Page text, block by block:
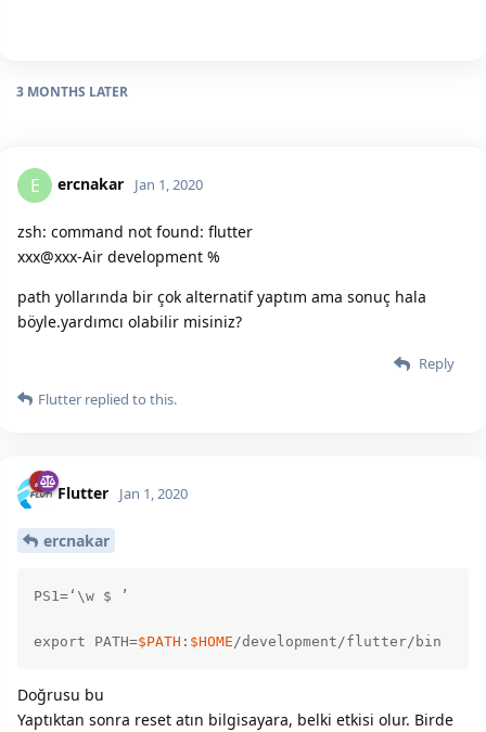
3 MONTHS LATER
E ercnakar Jan 1, 2020
zsh: command not found: flutter
xxx@xxx-Air development %
path yollarında bir çok alternatif yaptım ama sonuç hala
böyle.yardımcı olabilir misiniz?
Reply
Flutter replied to this.
Flutter Jan 1, 2020
ercnakar
PS1=‘\w $ ’
export PATH=$PATH : $HOME /development/flutter/bin
Doğrusu bu
Yaptıktan sonra reset atın bilgisayara, belki etkisi olur. Birde